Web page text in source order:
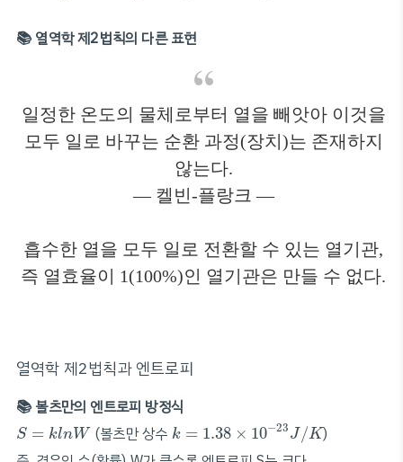
📚 열역학 제2법칙의 다른 표현
일정한 온도의 물체로부터 열을 빼앗아 이것을
모두 일로 바꾸는 순환 과정(장치)는 존재하지
않는다.
— 켈빈-플랑크 —
흡수한 열을 모두 일로 전환할 수 있는 열기관,
즉 열효율이 1(100%)인 열기관은 만들 수 없다.
열역학 제2법칙과 엔트로피
📚 볼츠만의 엔트로피 방정식
S = klnW
S=k nW (볼츠만 상수 k = 1.38 × 10−23J/K
k 1.38× 10−23J /K
)